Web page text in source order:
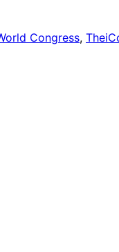
Congress,